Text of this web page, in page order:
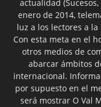
actualidad
enero de 2014,
luz a los lectores a
Con esta meta en el
otros medios de
abarcar ámbitos
internacional.
por supuesto en el
será mostrar O Val